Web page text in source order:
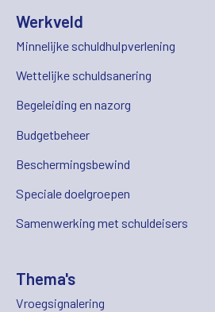
Werkveld
Minnelijke schuldhulpverlening
Wettelijke schuldsanering
Begeleiding en nazorg
Budgetbeheer
Beschermingsbewind
Speciale doelgroepen
Samenwerking met schuldeisers
Thema's
Vroegsignalering